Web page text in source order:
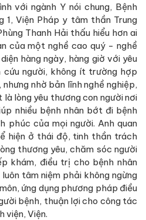
với ngành Y nói chung, Bệnh
1, Viện Pháp y tâm thần Trung
Thanh Hải thấu hiểu hơn ai
của một nghề cao quý - nghề
hàng ngày, hàng giờ với yêu
người, không ít trường hợp
nhờ bản lĩnh nghề nghiệp,
lòng yêu thương con người nơi
nhiều bệnh nhân bớt đi bệnh
phúc của mọi người. Anh quan
hiện ở thái độ, tinh thần trách
thương yêu, chăm sóc người
khám, điều trị cho bệnh nhân
tâm niệm phải không ngừng
ứng dụng phương pháp điều
bệnh, thuận lợi cho công tác
viện, Viện.